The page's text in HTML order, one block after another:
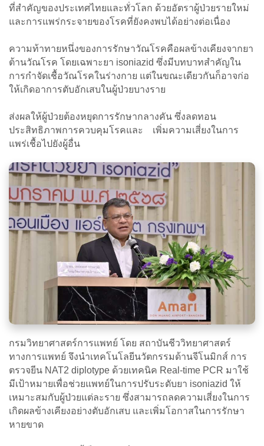
ที่สำคัญของประเทศไทยและทั่วโลก ด้วยอัตราผู้ป่วยรายใหม่
และการแพร่กระจายของโรคที่ยังคงพบได้อย่างต่อเนื่อง
ความท้าทายหนึ่งของการรักษาวัณโรคคือผลข้างเคียงจากยา
ต้านวัณโรค โดยเฉพาะยา isoniazid ซึ่งมีบทบาทสำคัญใน
การกำจัดเชื้อวัณโรคในร่างกาย แต่ในขณะเดียวกันก็อาจก่อ
ให้เกิดอาการตับอักเสบในผู้ป่วยบางราย
ส่งผลให้ผู้ป่วยต้องหยุดการรักษากลางคัน ซึ่งลดทอน
ประสิทธิภาพการควบคุมโรคและ เพิ่มความเสี่ยงในการ
แพร่เชื้อไปยังผู้อื่น
กรมวิทยาศาสตร์การแพทย์ โดย สถาบันชีววิทยาศาสตร์
ทางการแพทย์ จึงนำเทคโนโลยีนวัตกรรมด้านจีโนมิกส์ การ
ตรวจยีน NAT2 diplotype ด้วยเทคนิค Real-time PCR มาใช้
มีเป้าหมายเพื่อช่วยแพทย์ในการปรับระดับยา isoniazid ให้
เหมาะสมกับผู้ป่วยแต่ละราย ซึ่งสามารถลดความเสี่ยงในการ
เกิดผลข้างเคียงอย่างตับอักเสบ และเพิ่มโอกาสในการรักษา
หายขาด